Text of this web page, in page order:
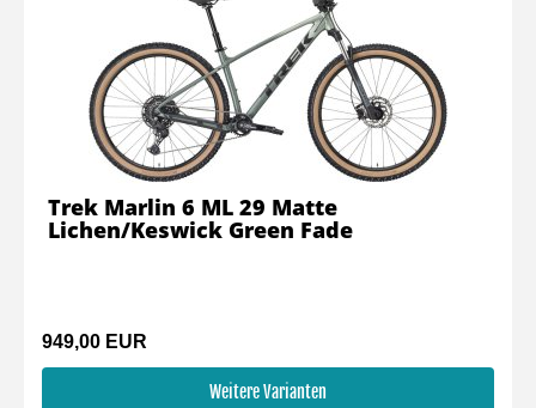
949,00 EUR
Weitere Varianten
Trek Marlin 6 ML 29 Matte
Lichen/Keswick Green Fade